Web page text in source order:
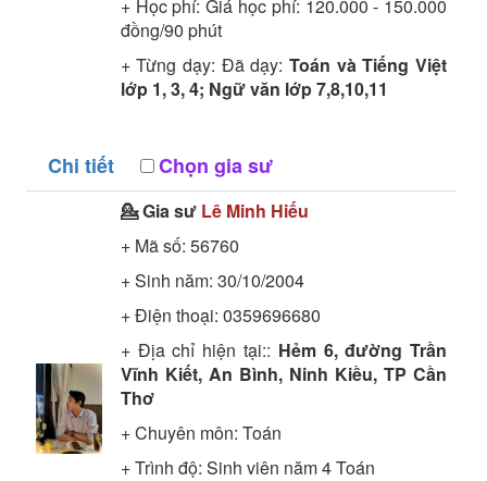
+ Học phí: Giá học phí: 120.000 - 150.000
đồng/90 phút
+ Từng dạy: Đã dạy:Toán và Tiếng Việt
lớp 1, 3, 4; Ngữ văn lớp 7,8,10,11
Chi tiết Chọn gia sư
💁 Gia sư Lê Minh Hiếu
+ Mã số: 56760
+ Sinh năm: 30/10/2004
+ Điện thoại: 0359696680
+ Địa chỉ hiện tại:: Hẻm 6, đường Trần
Vĩnh Kiết, An Bình, Ninh Kiều, TP Cần
Thơ
+ Chuyên môn: Toán
+ Trình độ: Sinh viên năm 4Toán